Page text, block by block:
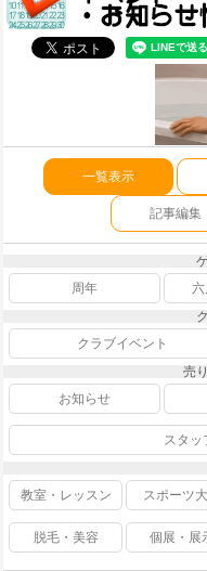
一覧表示
記事編集
周年
クラブイベント
売
お知らせ
スタッ
教室・レッスン
スポーツ
脱毛・美容 個展・展